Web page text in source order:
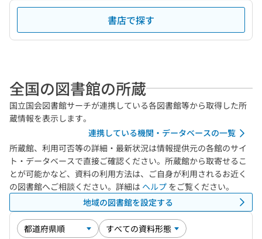
書店で探す
全国の図書館の所蔵
国立国会図書館サーチが連携している各図書館等から取得した所
蔵情報を表示します。
連携している機関・データベースの一覧
所蔵館、利用可否等の詳細・最新状況は情報提供元の各館のサイ
ト・データベースで直接ご確認ください。所蔵館から取寄せるこ
とが可能かなど、資料の利用方法は、ご自身が利用されるお近く
の図書館へご相談ください。詳細は ヘルプ をご覧ください。
地域の図書館を設定する